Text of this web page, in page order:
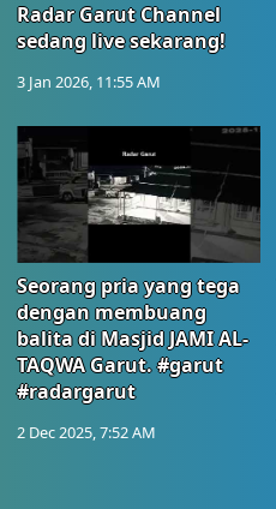
Radar Garut Channel
sedang live sekarang!
3 Jan 2026, 11:55 AM
Seorang pria yang tega
dengan membuang
balita di Masjid JAMI AL-
TAQWA Garut. #garut
#radargarut
2 Dec 2025, 7:52 AM